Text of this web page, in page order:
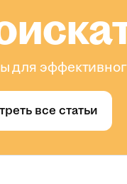
для
все статьи